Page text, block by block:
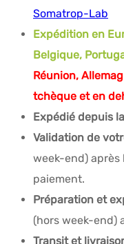
Somatrop-Lab
Expédition en
Belgique,
Réunion,
tchèque et en
Expédié depuis
Validation de
week-end) après
paiement.
Préparation et
(hors week-end)
Transit et